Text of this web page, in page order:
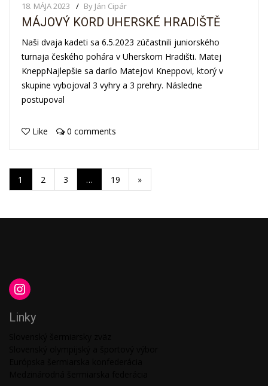
18. MÁJA 2023 By Ján Cipár
MÁJOVÝ KORD UHERSKÉ HRADIŠTĚ
Naši dvaja kadeti sa 6.5.2023 zúčastnili juniorského
turnaja českého pohára v Uherskom Hradišti. Matej
KneppNajlepšie sa darilo Matejovi Kneppovi, ktorý v
skupine vybojoval 3 vyhry a 3 prehry. Následne
postupoval
Like 0 comments
1 2 3 … 19 »
Linky